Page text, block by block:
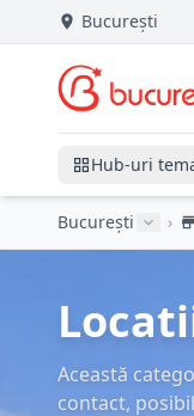
București
Hub-uri
București ›
Această
contact,